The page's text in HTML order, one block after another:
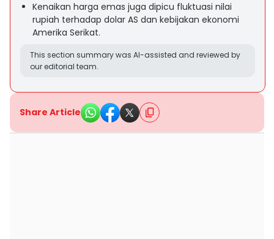
Kenaikan harga emas juga dipicu fluktuasi nilai
rupiah terhadap dolar AS dan kebijakan ekonomi
Amerika Serikat.
This section summary was AI-assisted and reviewed by
our editorial team.
Share Article